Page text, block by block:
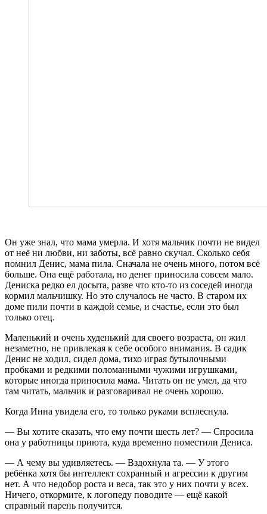
Он уже знал, что мама умерла. И хотя мальчик почти не видел
от неё ни любви, ни заботы, всё равно скучал. Сколько себя
помнил Денис, мама пила. Сначала не очень много, потом всё
больше. Она ещё работала, но денег приносила совсем мало.
Дениска редко ел досыта, разве что кто-то из соседей иногда
кормил мальчишку. Но это случалось не часто. В старом их
доме пили почти в каждой семье, и счастье, если это был
только отец.
Маленький и очень худенький для своего возраста, он жил
незаметно, не привлекая к себе особого внимания. В садик
Денис не ходил, сидел дома, тихо играя бутылочными
пробками и редкими поломанными чужими игрушками,
которые иногда приносила мама. Читать он не умел, да что
там читать, мальчик и разговаривал не очень хорошо.
Когда Инна увидела его, то только руками всплеснула.
— Вы хотите сказать, что ему почти шесть лет? — Спросила
она у работницы приюта, куда временно поместили Дениса.
— А чему вы удивляетесь. — Вздохнула та. — У этого
ребёнка хотя бы интеллект сохранный и агрессии к другим
нет. А что недобор роста и веса, так это у них почти у всех.
Ничего, откормите, к логопеду поводите — ещё какой
справный парень получится.